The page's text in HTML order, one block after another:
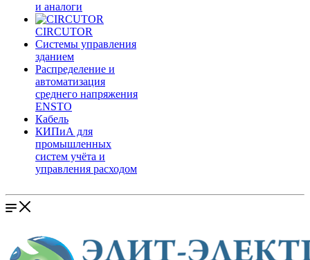
и аналоги
CIRCUTOR
Системы управления
зданием
Распределение и
автоматизация
среднего напряжения
ENSTO
Кабель
КИПиА для
промышленных
систем учёта и
управления расходом